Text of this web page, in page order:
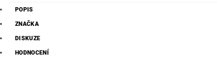
POPIS
ZNAČKA
DISKUZE
HODNOCENÍ